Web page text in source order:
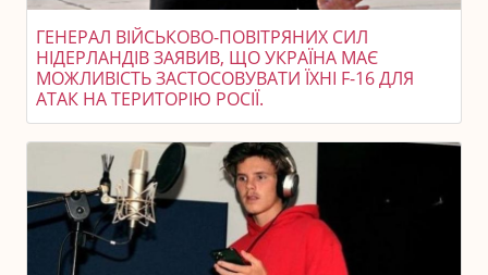
ГЕНЕРАЛ ВІЙСЬКОВО-ПОВІТРЯНИХ СИЛ
НІДЕРЛАНДІВ ЗАЯВИВ, ЩО УКРАЇНА МАЄ
МОЖЛИВІСТЬ ЗАСТОСОВУВАТИ ЇХНІ F-16 ДЛЯ
АТАК НА ТЕРИТОРІЮ РОСІЇ.